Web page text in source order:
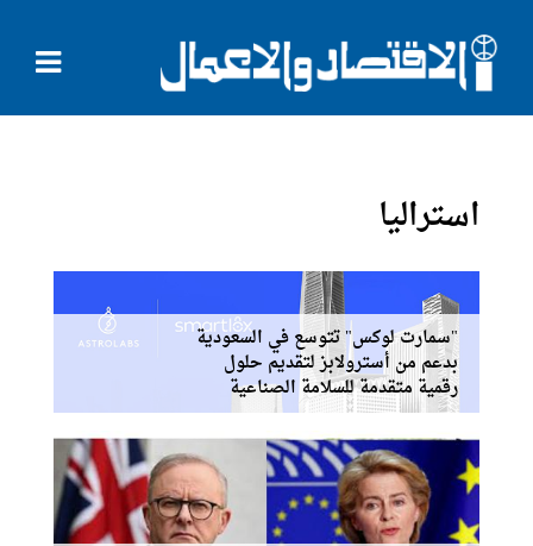
استراليا
"سمارت لوكس" تتوسع في السعودية
بدعم من أسترولابز لتقديم حلول
رقمية متقدمة للسلامة الصناعية